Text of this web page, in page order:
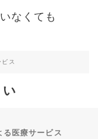
なくても
ス
医療サービス